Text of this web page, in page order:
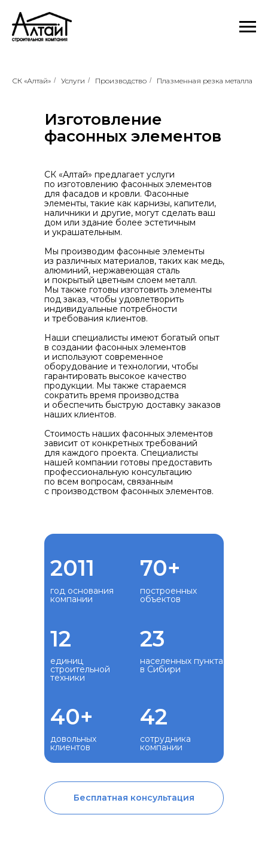
СК «Алтай» / Услуги / Производство / Плазменная резка металла
Изготовление
фасонных элементов
СК «Алтай» предлагает услуги
по изготовлению фасонных элементов
для фасадов и кровли. Фасонные
элементы, такие как карнизы, капители,
наличники и другие, могут сделать ваш
дом или здание более эстетичным
и украшательным.
Мы производим фасонные элементы
из различных материалов, таких как медь,
алюминий, нержавеющая сталь
и покрытый цветным слоем металл.
Мы также готовы изготовить элементы
под заказ, чтобы удовлетворить
индивидуальные потребности
и требования клиентов.
Наши специалисты имеют богатый опыт
в создании фасонных элементов
и используют современное
оборудование и технологии, чтобы
гарантировать высокое качество
продукции. Мы также стараемся
сократить время производства
и обеспечить быструю доставку заказов
наших клиентов.
Стоимость наших фасонных элементов
зависит от конкретных требований
для каждого проекта. Специалисты
нашей компании готовы предоставить
профессиональную консультацию
по всем вопросам, связанным
с производством фасонных элементов.
70+
40+
построенных
объектов
23
довольных
клиентов
12
2011
населенных пункта
в Сибири
год основания
компании
единиц
строительной
техники
42
сотрудника
компании
Бесплатная консультация